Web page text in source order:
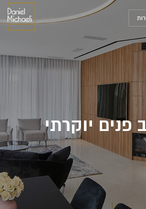
פנים יוקרתי